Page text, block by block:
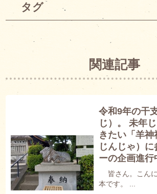
タグ
関連記事
令和9年の干
じ）。 未年
きたい「羊神
じんじゃ）
ーの企画進行
皆さん。こん
本です。 ...